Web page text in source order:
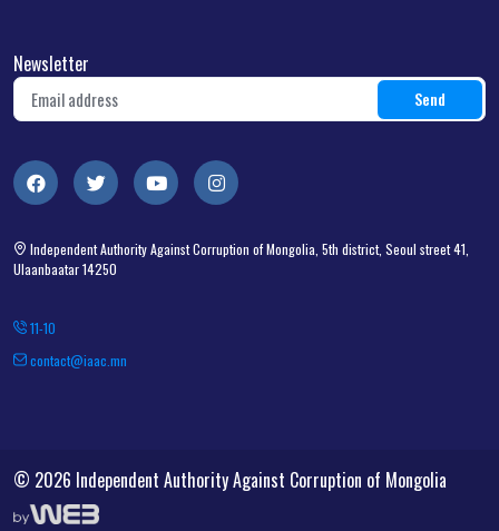
Newsletter
Independent Authority Against Corruption of Mongolia, 5th district, Seoul street 41,
Ulaanbaatar 14250
11-10
contact@iaac.mn
© 2026 Independent Authority Against Corruption of Mongolia